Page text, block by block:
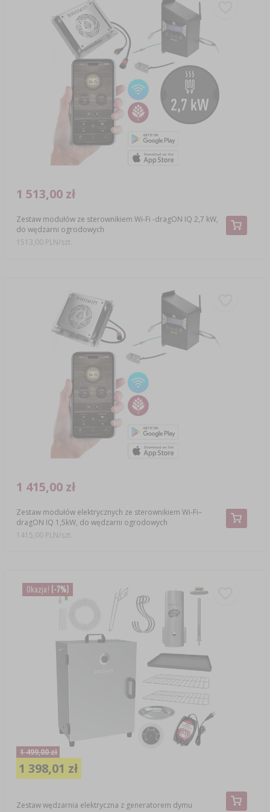
Zestaw modułów ze sterownikiem Wi-Fi -dragON IQ 2,7 kW,
do wędzarni ogrodowych
1 513,00 zł
1513,00 PLN/szt.
Zestaw modułów elektrycznych ze sterownikiem Wi-Fi–
dragON IQ 1,5kW, do wędzarni ogrodowych
1 415,00 zł
1415,00 PLN/szt.
Okazja! (-7%)
Zestaw wędzarnia elektryczna z generatorem dymu
1 499,00 zł
1 398,01 zł